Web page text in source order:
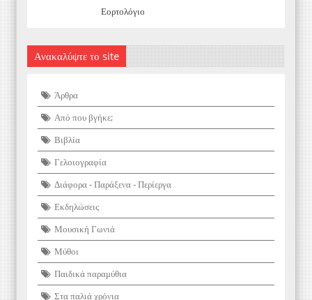
Εορτολόγιο
Ανακαλύψτε το site
Άρθρα
Από που βγήκε;
Βιβλία
Γελοιογραφία
Διάφορα - Παράξενα - Περίεργα
Εκδηλώσεις
Μουσική Γωνιά
Μύθοι
Παιδικά παραμύθια
Στα παλιά χρόνια